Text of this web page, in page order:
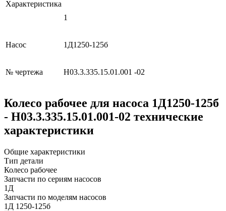
Характеристика
1
Насос 1Д1250-125б
№ чертежа Н03.3.335.15.01.001 -02
Колесо рабочее для насоса 1Д1250-125б
- Н03.3.335.15.01.001-02 технические
характеристики
Общие характеристики
Тип детали
Колесо рабочее
Запчасти по сериям насосов
1Д
Запчасти по моделям насосов
1Д 1250-125б